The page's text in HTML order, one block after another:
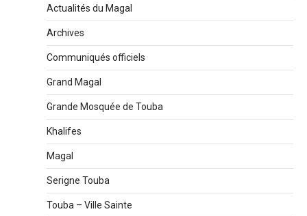
Actualités du Magal
Archives
Communiqués officiels
Grand Magal
Grande Mosquée de Touba
Khalifes
Magal
Serigne Touba
Touba – Ville Sainte